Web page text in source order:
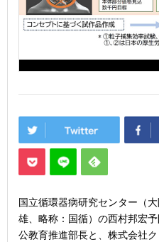
国立循環器病研究センター（
雄、略称：国循）の西村邦宏
公教育推進部長と、株式会社